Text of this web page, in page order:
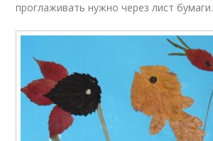
проглаживать нужно через лист бумаги.